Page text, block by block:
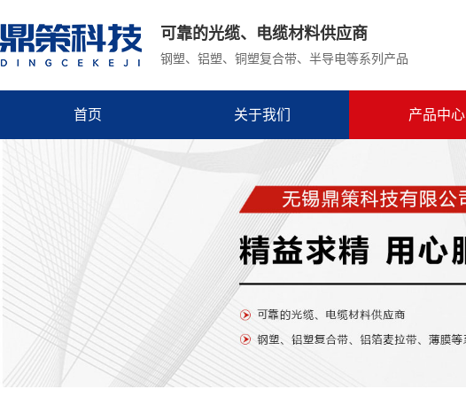
可靠的光缆、电缆材料供应商
钢塑、铝塑、铜塑复合带、半导电等系列产品
首页 关于我们 产品中心